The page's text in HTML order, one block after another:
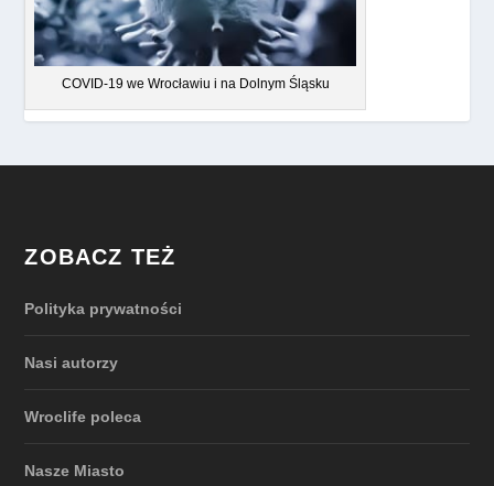
COVID-19 we Wrocławiu i na Dolnym Śląsku
ZOBACZ TEŻ
Polityka prywatności
Nasi autorzy
Wroclife poleca
Nasze Miasto